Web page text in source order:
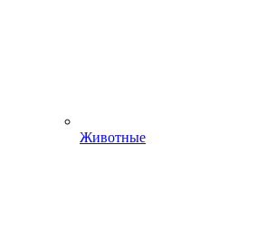
Животные